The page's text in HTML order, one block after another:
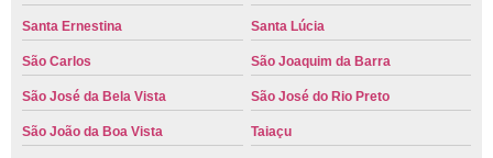
Santa Ernestina Santa Lúcia
São Carlos São Joaquim da Barra
São José da Bela Vista São José do Rio Preto
São João da Boa Vista Taiaçu